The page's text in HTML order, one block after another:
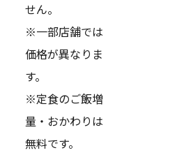
せん。
※一部店舗では
価格が異なりま
す。
※定食のご飯増
量・おかわりは
無料です。